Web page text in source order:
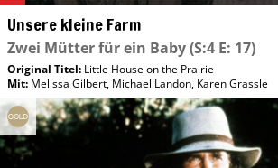
Unsere kleine Farm
Zwei Mütter für ein Baby(S:4 E: 17)
Original Titel: Little House on the Prairie
Mit: Melissa Gilbert, Michael Landon, Karen Grassle